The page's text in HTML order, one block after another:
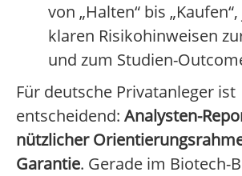
von „Halten“ bis
klaren Risikohinweisen
und zum Studien-
Für deutsche Privatanleger ist
entscheidend: Analysten-
nützlicher
Garantie. Gerade im Biotech-